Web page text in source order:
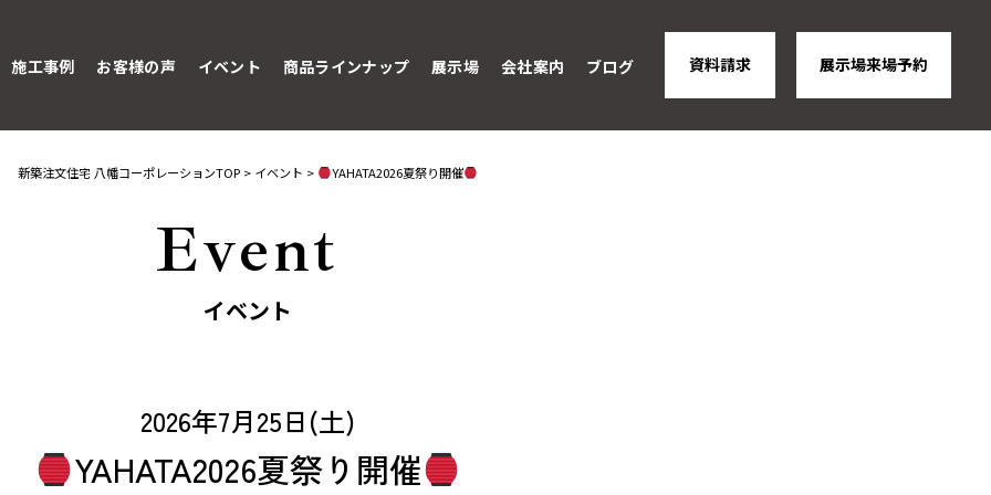
施工事例 お客様の声 イベント 商品ラインナップ 展示場 会社案内 ブログ 資料請求 展示場来場予約
新築注文住宅 八幡コーポレーションTOP > イベント > YAHATA2026夏祭り開催
Event
イベント
2026年7月25日(土)
YAHATA2026夏祭り開催